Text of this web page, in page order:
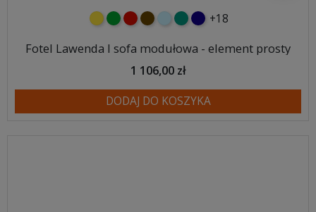
żółtyzielonyczerwony
czekoladowy
błękitnyturkusowy
granatowy
+18
Fotel Lawenda I sofa modułowa - element prosty
1 106,00 zł
DODAJ DO KOSZYKA